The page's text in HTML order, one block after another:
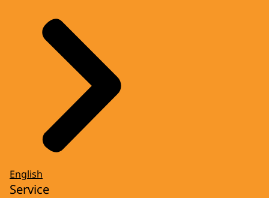
English
Service